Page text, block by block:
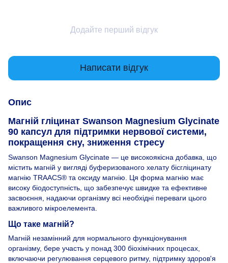
Додайте перший відгук
Написати відгук
Опис
Магній гліцинат Swanson Magnesium Glycinate
90 капсул для підтримки нервової системи,
покращення сну, зниження стресу
Swanson Magnesium Glycinate — це високоякісна добавка, що
містить магній у вигляді буферизованого хелату бісгліцинату
магнію TRAACS® та оксиду магнію. Ця форма магнію має
високу біодоступність, що забезпечує швидке та ефективне
засвоєння, надаючи організму всі необхідні переваги цього
важливого мікроелемента.
Що таке магній?
Магній незамінний для нормального функціонування
організму, бере участь у понад 300 біохімічних процесах,
включаючи регулювання серцевого ритму, підтримку здоров'я